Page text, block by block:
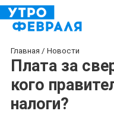
Главная / Новости
Плата за
кого
налоги?